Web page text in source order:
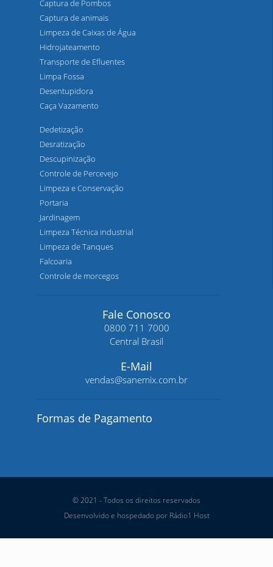
Captura de Pombos
Captura de animais
Limpeza de Caixas de Água
Hidrojateamento
Transporte de Efluentes
Limpa Fossa
Desentupidora
Caça Vazamento
Dedetização
Desratização
Descupinização
Controle de Percevejo
Limpeza e Conservação
Portaria
Jardinagem
Limpeza Técnica industrial
Limpeza de Tanques
Falcoaria
Controle de morcegos
Fale Conosco
0800 711 7000
Central Brasil
E-Mail
vendas@sanemix.com.br
Formas de Pagamento
© 2021 - Todos os direitos reservados
Desenvolvido e hospedado por Rádio1 Host